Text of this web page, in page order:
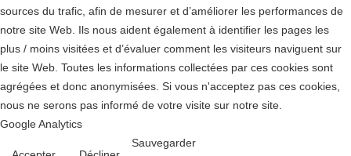
sources du trafic, afin de mesurer et d’améliorer les performances de
notre site Web. Ils nous aident également à identifier les pages les
plus / moins visitées et d’évaluer comment les visiteurs naviguent sur
le site Web. Toutes les informations collectées par ces cookies sont
agrégées et donc anonymisées. Si vous n'acceptez pas ces cookies,
nous ne serons pas informé de votre visite sur notre site.
Google Analytics
Sauvegarder